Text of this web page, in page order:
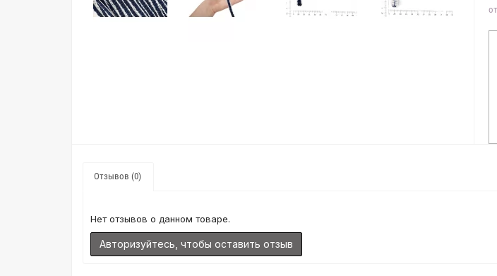
Отзывов (0)
Нет отзывов о данном товаре.
Авторизуйтесь, чтобы оставить отзыв